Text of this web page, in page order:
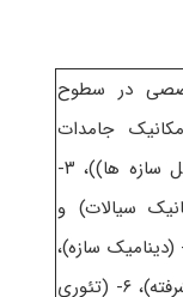
در سطوح
شامل ۲- (مکانیک جامدات
(مقاومت مصالح و تحلیل سازه ها))، ۳-
سیالات) و
ارشد شامل ۴- (دینامیک سازه)،
۵- (مهندسی ترافیک پیشرفته)، ۶- (تئوری